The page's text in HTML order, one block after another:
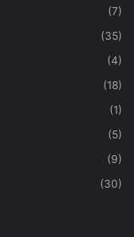
(7)
(35)
(4)
(18)
(1)
(5)
(9)
(30)